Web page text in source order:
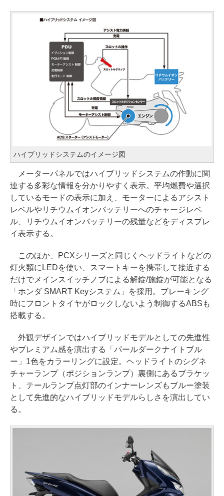
ハイブリッドシステムのイメージ図
メーターパネルではハイブリッドシステムの作動に関
連する多彩な情報を分かりやすく表示。平均燃費や選択
しているモードの表示に加え、モーターによるアシスト
レベルやリチウムイオンバッテリーへのチャージレベ
ル、リチウムイオンバッテリーの残量などをディスプレ
イ表示する。
このほか、PCXシリーズと同じくヘッドライトなどの
灯火類にLEDを使い、スマートキーを携帯して接近する
だけでメインスイッチノブによる解錠/施錠が可能となる
「ホンダ SMART Keyシステム」を採用。ブレーキング
時にフロントタイヤがロックしないよう制御するABSも
搭載する。
外観デザインではハイブリッドモデルとしての先進性
やプレミアム感を演出する「パールダークナイトブル
ー」1色をカラーリングに設定。ヘッドライトのシグネ
チャーランプ（ポジションランプ）裏側にあるブラケッ
ト、テールランプ点灯部のインナーレンズもブルー塗装
として先進的なハイブリッドモデルらしさを演出してい
る。